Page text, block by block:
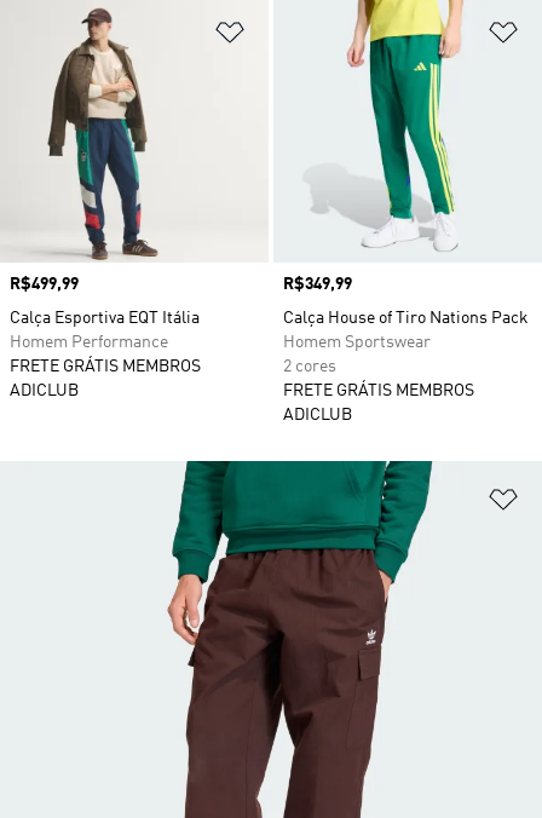
Adicionar à Lista de Desejos
Preço
R$499,99
Calça Esportiva EQT Itália
Homem Performance
FRETE GRÁTIS MEMBROS
ADICLUB
Preço
R$349,99
Calça House of Tiro Nations Pack
Homem Sportswear
2 cores
FRETE GRÁTIS MEMBROS
ADICLUB